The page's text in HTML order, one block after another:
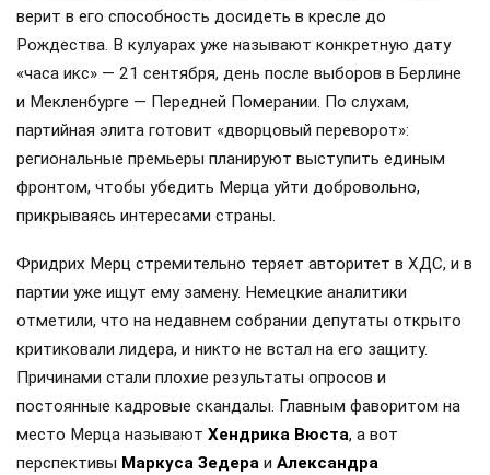
верит в его способность досидеть в кресле до
Рождества. В кулуарах уже называют конкретную дату
«часа икс» — 21 сентября, день после выборов в Берлине
и Мекленбурге — Передней Померании. По слухам,
партийная элита готовит «дворцовый переворот»:
региональные премьеры планируют выступить единым
фронтом, чтобы убедить Мерца уйти добровольно,
прикрываясь интересами страны.
Фридрих Мерц стремительно теряет авторитет в ХДС, и в
партии уже ищут ему замену. Немецкие аналитики
отметили, что на недавнем собрании депутаты открыто
критиковали лидера, и никто не встал на его защиту.
Причинами стали плохие результаты опросов и
постоянные кадровые скандалы. Главным фаворитом на
место Мерца называют Хендрика Вюста, а вот
перспективы Маркуса Зедера и Александра